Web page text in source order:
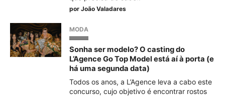
por João Valadares
MODA
Sonha ser modelo? O casting do
L’Agence Go Top Model está aí à porta (e
há uma segunda data)
Todos os anos, a L’Agence leva a cabo este
concurso, cujo objetivo é encontrar rostos